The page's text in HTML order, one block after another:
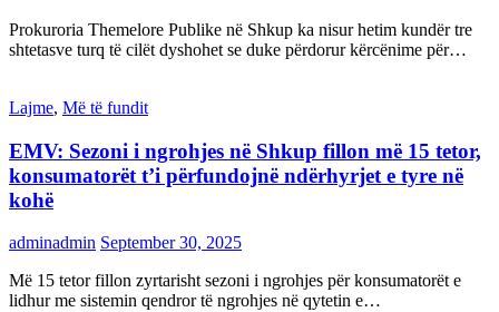
Prokuroria Themelore Publike në Shkup ka nisur hetim kundër tre
shtetasve turq të cilët dyshohet se duke përdorur kërcënime për…
Lajme, Më të fundit
EMV: Sezoni i ngrohjes në Shkup fillon më 15 tetor,
konsumatorët t’i përfundojnë ndërhyrjet e tyre në
kohë
adminadmin September 30, 2025
Më 15 tetor fillon zyrtarisht sezoni i ngrohjes për konsumatorët e
lidhur me sistemin qendror të ngrohjes në qytetin e…